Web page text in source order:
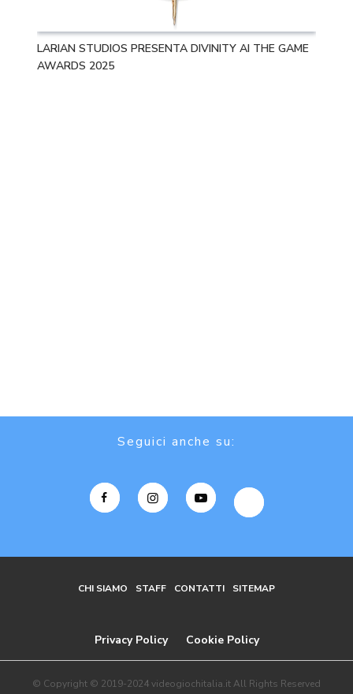
LARIAN STUDIOS PRESENTA DIVINITY AI THE GAME
AWARDS 2025
Seguici anche su:
CHI SIAMO STAFF CONTATTI SITEMAP
Privacy Policy Cookie Policy
© Copyright © 2019-2024 videogiochitalia.it All Rights Reserved